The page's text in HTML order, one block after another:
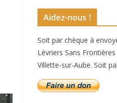
Aidez-nous !
Soit par chèque à
Lévriers Sans
Villette-sur-Aube. Soit